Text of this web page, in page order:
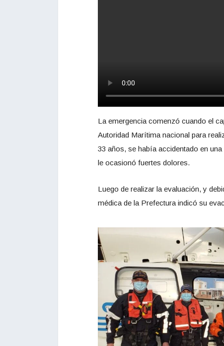
La emergencia comenzó cuando el
Autoridad Marítima nacional para
33 años, se había accidentado en
le ocasionó fuertes dolores.
Luego de realizar la evaluación, y
médica de la Prefectura indicó su